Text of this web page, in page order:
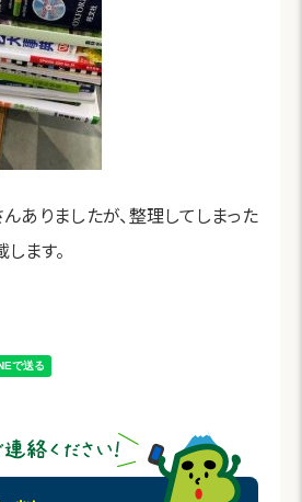
ありましたが、整理してしまった
ます。